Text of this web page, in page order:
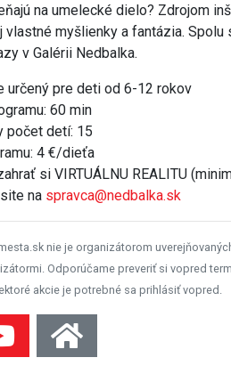
na umelecké dielo? Zdrojom
vlastné myšlienky a fantázia.
v Galérii Nedbalka.
určený pre deti od 6-12 rokov
60 min
počet detí: 15
4 €/dieťa
si VIRTUÁLNU REALITU
na spravca@nedbalka.sk
nie je organizátorom
Odporúčame preveriť si vopred
akcie je potrebné sa prihlásiť vopred.